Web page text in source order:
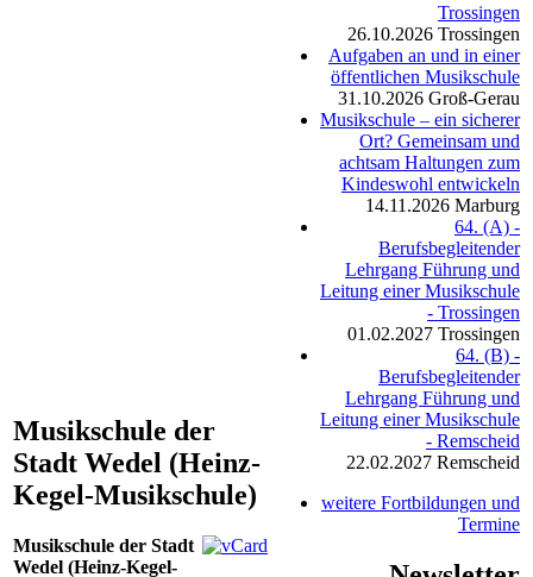
Musikschule der
Stadt Wedel (Heinz-
Kegel-Musikschule)
Musikschule der Stadt
Wedel (Heinz-Kegel-
Trossingen
26.10.2026 Trossingen
Aufgaben an und in einer
öffentlichen Musikschule
31.10.2026 Groß-Gerau
Musikschule – ein sicherer
Ort? Gemeinsam und
achtsam Haltungen zum
Kindeswohl entwickeln
14.11.2026 Marburg
64. (A) -
Berufsbegleitender
Lehrgang Führung und
Leitung einer Musikschule
- Trossingen
01.02.2027 Trossingen
64. (B) -
Berufsbegleitender
Lehrgang Führung und
Leitung einer Musikschule
- Remscheid
22.02.2027 Remscheid
weitere Fortbildungen und
Termine